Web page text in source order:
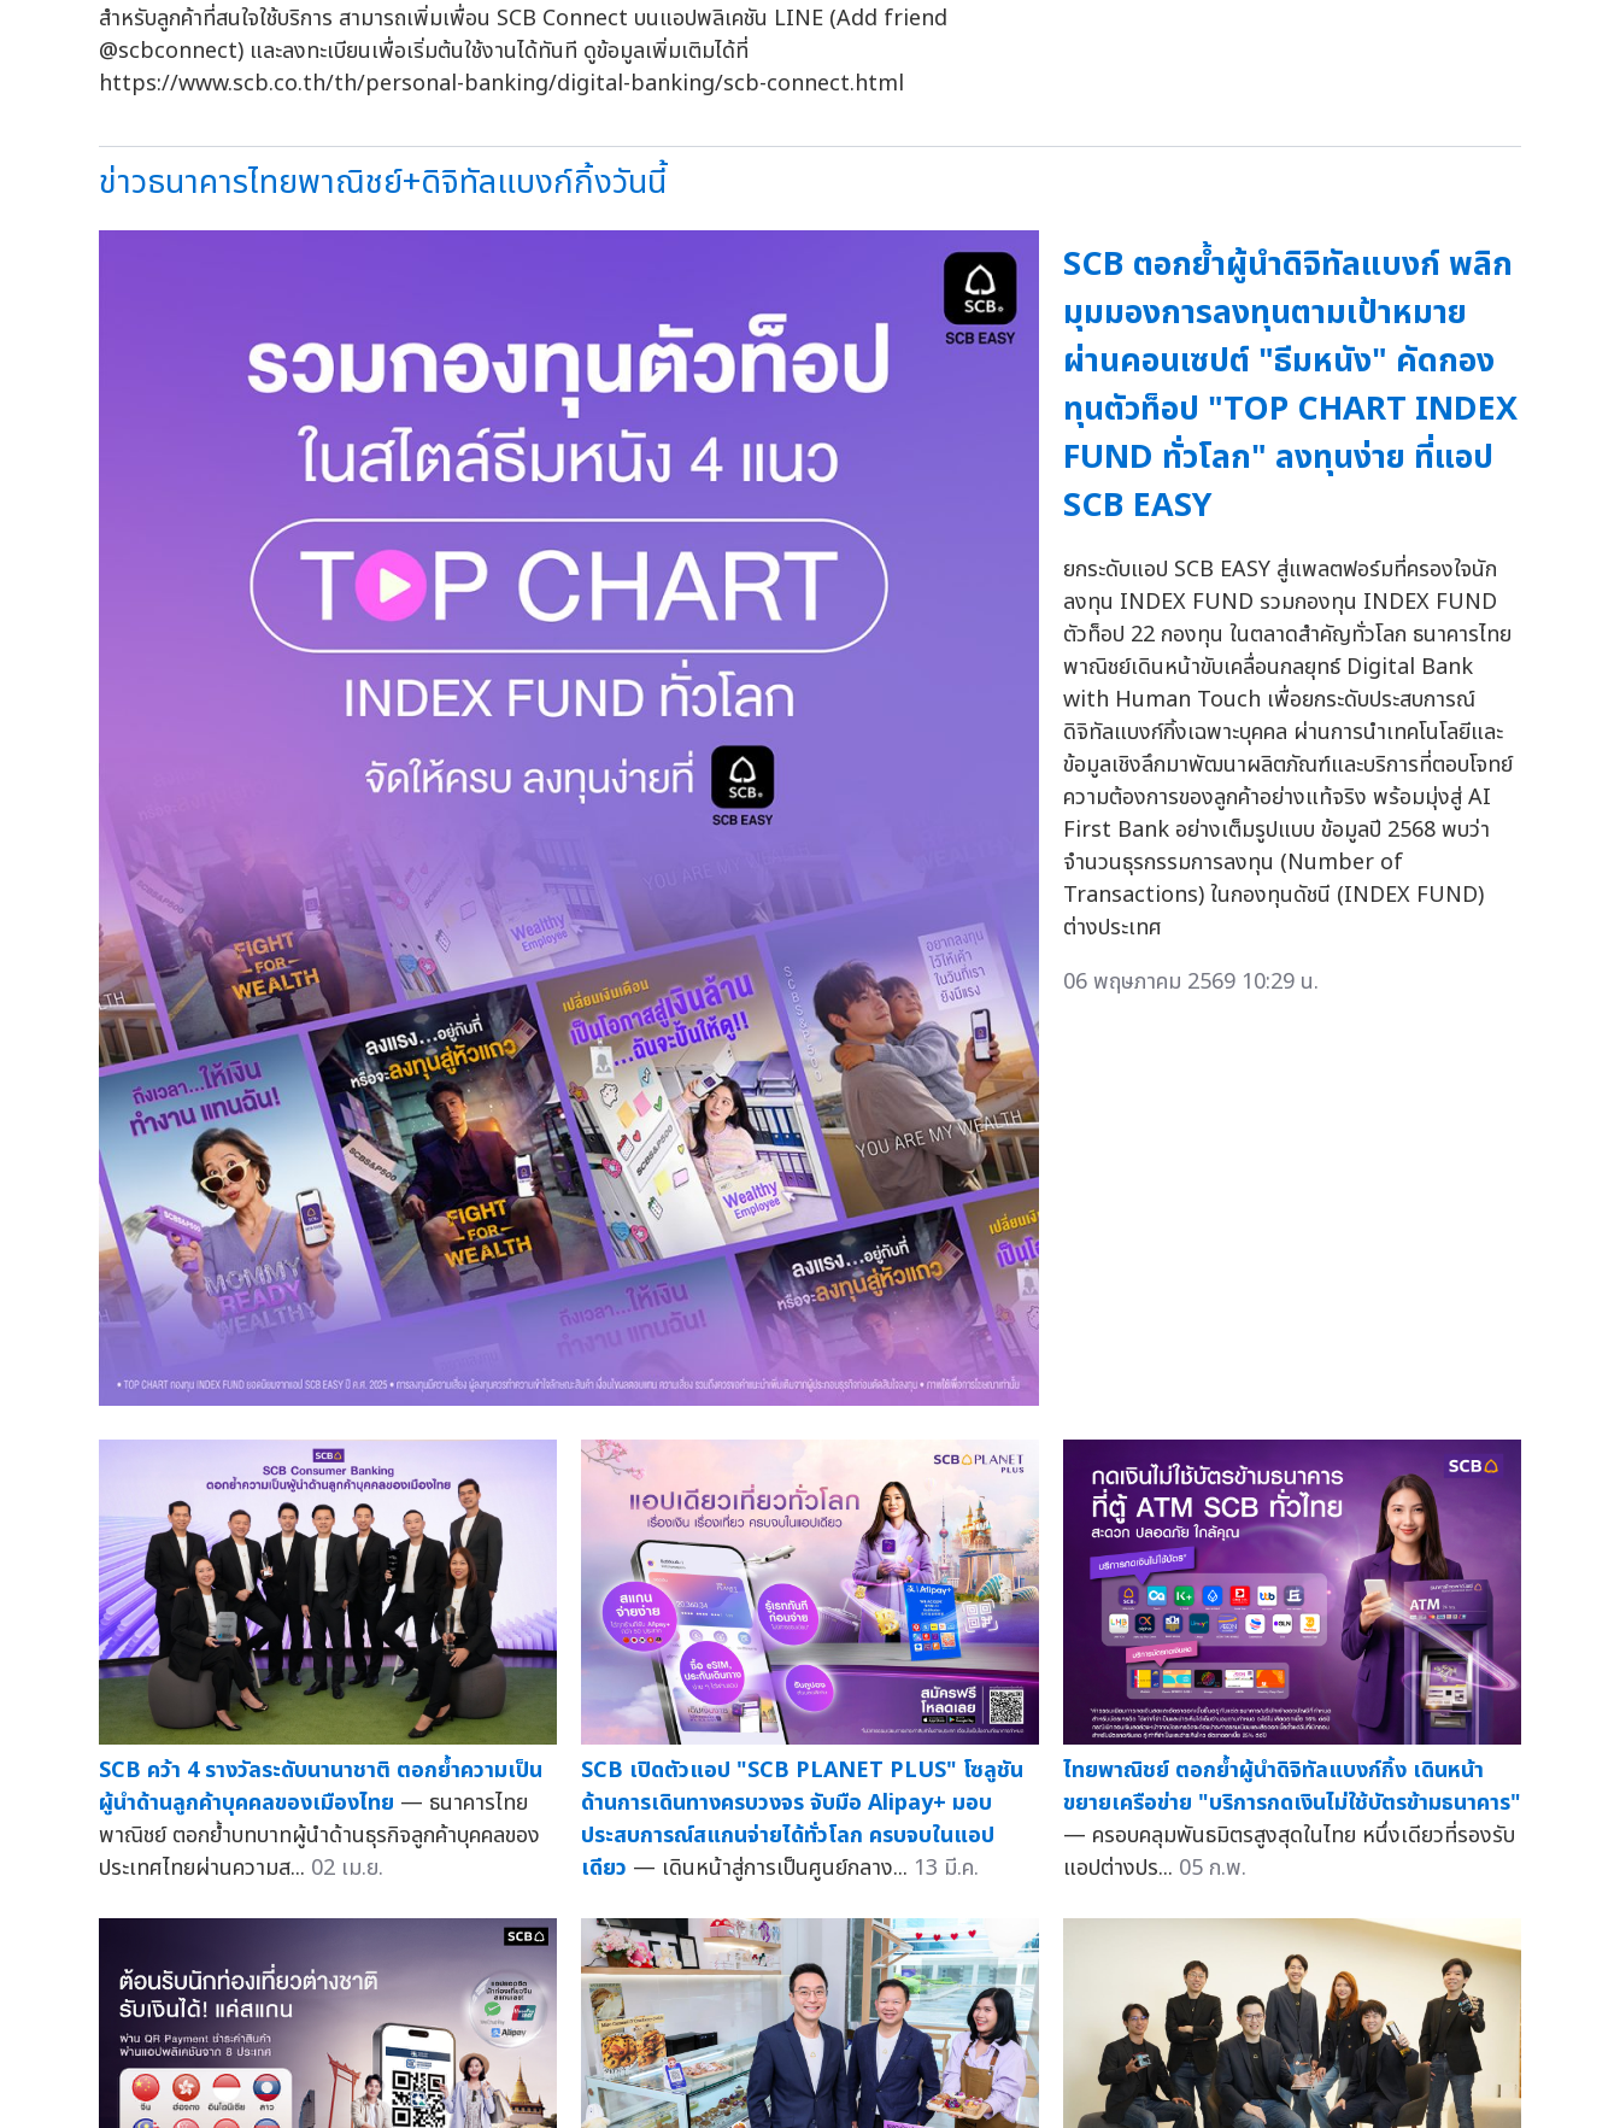
สำหรับลูกค้าที่สนใจใช้บริการ สามารถเพิ่มเพื่อน SCB Connect บนแอปพลิเคชัน LINE (Add friend
@scbconnect) และลงทะเบียนเพื่อเริ่มต้นใช้งานได้ทันที ดูข้อมูลเพิ่มเติมได้ที่
https://www.scb.co.th/th/personal-banking/digital-banking/scb-connect.html
ข่าวธนาคารไทยพาณิชย์+ดิจิทัลแบงก์กิ้งวันนี้
SCB ตอกย้ำผู้นำดิจิทัลแบงก์ พลิก
มุมมองการลงทุนตามเป้าหมาย
ผ่านคอนเซปต์ "ธีมหนัง" คัดกอง
ทุนตัวท็อป "TOP CHART INDEX
FUND ทั่วโลก" ลงทุนง่าย ที่แอป
SCB EASY
ยกระดับแอป SCB EASY สู่แพลตฟอร์มที่ครองใจนัก
ลงทุน INDEX FUND รวมกองทุน INDEX FUND
ตัวท็อป 22 กองทุน ในตลาดสำคัญทั่วโลก ธนาคารไทย
พาณิชย์เดินหน้าขับเคลื่อนกลยุทธ์ Digital Bank
with Human Touch เพื่อยกระดับประสบการณ์
ดิจิทัลแบงก์กิ้งเฉพาะบุคคล ผ่านการนำเทคโนโลยีและ
ข้อมูลเชิงลึกมาพัฒนาผลิตภัณฑ์และบริการที่ตอบโจทย์
ความต้องการของลูกค้าอย่างแท้จริง พร้อมมุ่งสู่ AI
First Bank อย่างเต็มรูปแบบ ข้อมูลปี 2568 พบว่า
จำนวนธุรกรรมการลงทุน (Number of
Transactions) ในกองทุนดัชนี (INDEX FUND)
ต่างประเทศ
06 พฤษภาคม 2569 10:29 น.
SCB คว้า 4 รางวัลระดับนานาชาติ ตอกย้ำความเป็น
ผู้นำด้านลูกค้าบุคคลของเมืองไทย — ธนาคารไทย
พาณิชย์ ตอกย้ำบทบาทผู้นำด้านธุรกิจลูกค้าบุคคลของ
ประเทศไทยผ่านความส... 02 เม.ย.
SCB เปิดตัวแอป "SCB PLANET PLUS" โซลูชัน
ด้านการเดินทางครบวงจร จับมือ Alipay+ มอบ
ประสบการณ์สแกนจ่ายได้ทั่วโลก ครบจบในแอป
เดียว — เดินหน้าสู่การเป็นศูนย์กลาง... 13 มี.ค.
ไทยพาณิชย์ ตอกย้ำผู้นำดิจิทัลแบงก์กิ้ง เดินหน้า
ขยายเครือข่าย "บริการกดเงินไม่ใช้บัตรข้ามธนาคาร"
— ครอบคลุมพันธมิตรสูงสุดในไทย หนึ่งเดียวที่รองรับ
แอปต่างปร... 05 ก.พ.